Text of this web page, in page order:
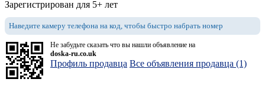
Зарегистрирован для 5+ лет
Наведите камеру телефона на код, чтобы быстро набрать номер
Не забудьте сказать что вы нашли объявление на
doska-ru.co.uk
Профиль продавца Все объявления продавца (1)